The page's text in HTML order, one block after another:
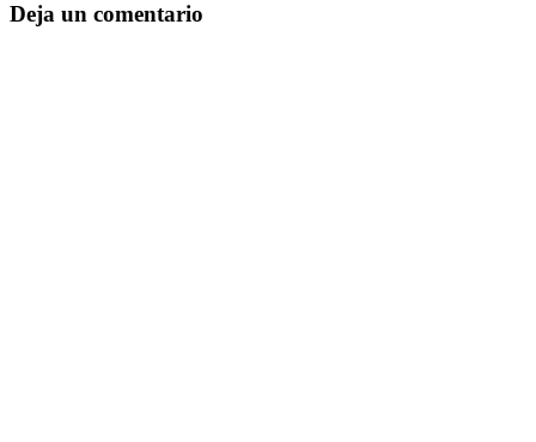
Deja un comentario